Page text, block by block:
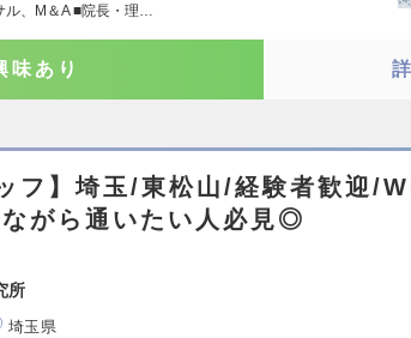
ル、M＆A ■院長・理…
味あり
ッフ】埼玉/東松山/経験者歓迎/
がら通いたい人必見◎
所
埼玉県